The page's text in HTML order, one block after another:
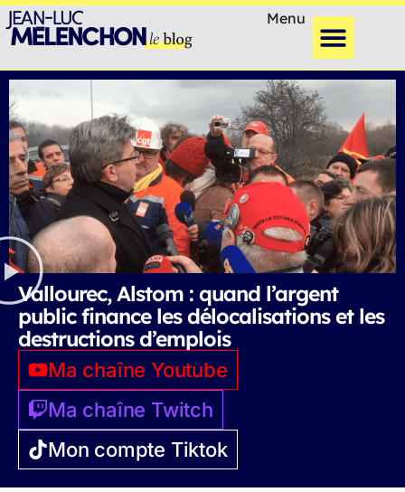
Menu
Vallourec, Alstom : quand l’argent
public finance les délocalisations et les
destructions d’emplois
Ma chaîne Youtube
Ma chaîne Twitch
Mon compte Tiktok